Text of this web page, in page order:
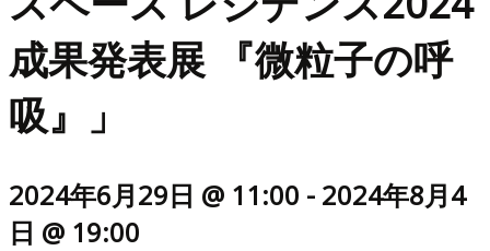
成果発表展 『微粒子の呼
吸』」
2024年6月29日 @ 11:00 - 2024年8月4
日 @ 19:00